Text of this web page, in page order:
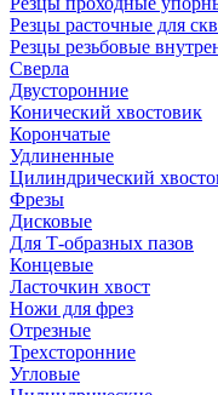
Резцы расточные для
Резцы резьбовые
Сверла
Двусторонние
Конический хвостовик
Корончатые
Удлиненные
Цилиндрический
Фрезы
Дисковые
Для Т-образных пазов
Концевые
Ласточкин хвост
Ножи для фрез
Отрезные
Трехсторонние
Угловые